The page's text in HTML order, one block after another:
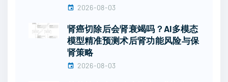
2026-08-03
肾癌切除后会肾衰竭吗？AI多模态
模型精准预测术后肾功能风险与保
肾策略
2026-08-03